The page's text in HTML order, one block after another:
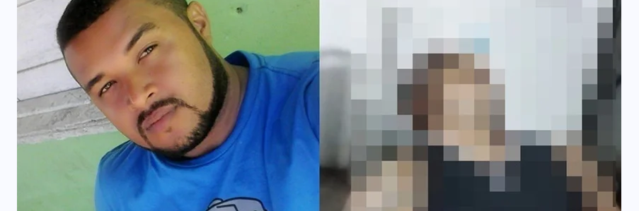
MARANHÃO POLÍCIA
Mulher joga drogas no vaso
sanitário; polícia apreende 3 kg e
prende mãe e filho
7 DE AGOSTO, 2026
PF deflagra operação contra
fraude de R$ 5,7 milhões no INSS
no Maranhão